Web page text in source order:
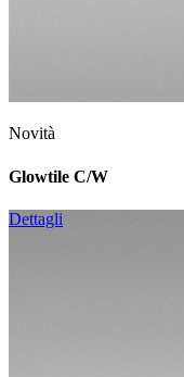
Novità
Glowtile C/W
Dettagli